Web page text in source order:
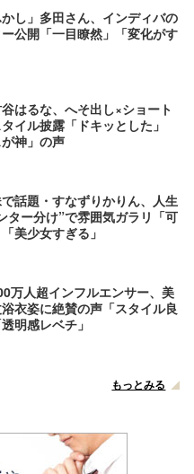
かし」多田さん、インディバの
公開「一目瞭然」「変化がす
谷はるな、へそ出し×ショート
イル披露「ドキッとした」
が神」の声
話題・すなずりかりん、人生
ター分け”で雰囲気ガラリ「可
美少女すぎる」
万人超インフルエンサー、美
衣姿に絶賛の声「スタイル良
明感レベチ」
もっとみる